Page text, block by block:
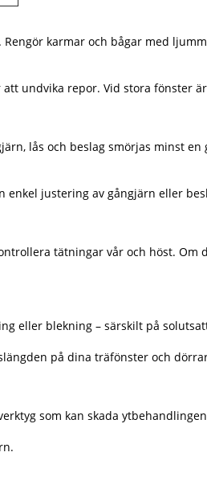
karmar och bågar med
undvika repor. Vid stora fönster
lås och beslag smörjas minst
justering av gångjärn eller
tätningar vår och höst.
eller blekning – särskilt på
på dina träfönster och
som kan skada